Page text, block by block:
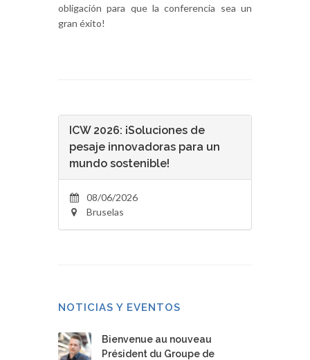
obligación para que la conferencia sea un
gran éxito!
ICW 2026: ¡Soluciones de
pesaje innovadoras para un
mundo sostenible!
08/06/2026
Bruselas
NOTICIAS Y EVENTOS
Bienvenue au nouveau
Président du Groupe de